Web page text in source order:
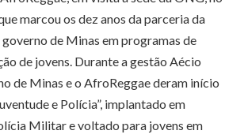
marcou os dez anos da parceria da
de Minas em programas de
de jovens. Durante a gestão Aécio
de Minas e o AfroReggae deram início
e Polícia”, implantado em
Militar e voltado para jovens em